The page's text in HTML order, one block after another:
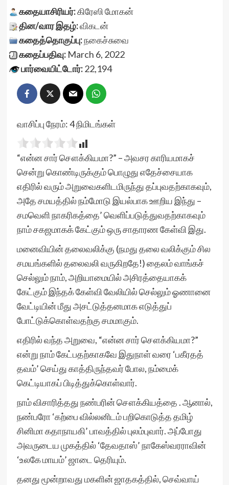
கதையாசிரியர்:கிரேஸி மோகன்
தின/வார இதழ்:விகடன்
கதைத்தொகுப்பு:நகைச்சுவை
கதைப்பதிவு:March 6, 2022
பார்வையிட்டோர்:22,194
வாசிப்பு நேரம்:4நிமிடங்கள்
“என்ன சார் சௌக்கியமா?” – அவசர காரியமாகச்
சென்று கொண்டிருக்கும் பொழுது எதேச்சையாக
எதிரில் வரும் அறுவைகளிடமிருந்து தப்புவதற்காகவும்,
அதே சமயத்தில் நம்மோடு இயல்பாக ஊறிய இந்து –
சமவெளி நாகரிகத்தை’ வெளிப்படுத்துவதற்காகவும்
நாம் சகஜமாகக் கேட்கும் ஒரு சாதாரண கேள்வி இது.
மனைவியின் தலைவலிக்கு (நமது தலை வலிக்கும் சில
சமயங்களில் தலைவலி வருகிறதே!) தைலம் வாங்கச்
செல்லும் நாம், அறியாமையில் அசிரத்தையாகக்
கேட்கும் இந்தக் கேள்வி வேலியில் செல்லும் ஓணானை
வேட்டியின் மீது அசட்டுத்தனமாக எடுத்துப்
போட்டுக்கொள்வதற்கு சமமாகும்.
எதிரில் வந்த அறுவை, “என்ன சார் சௌக்கியமா?”
என்று நாம் கேட்பதற்காகவே இதுநாள் வரை ‘பகீரதத்
தவம்’ செய்து காத்திருந்தவர் போல, நம்மைக்
கெட்டியாகப் பிடித்துக்கொள்வார்.
நாம் விசாரித்தது நண்பரின் சௌக்கியத்தை . ஆனால்,
நண்பரோ ‘கற்பை வில்லனிடம் பறிகொடுத்த தமிழ்
சினிமா கதாநாயகி’ பாவத்தில் புலம்புவார். அப்போது
அவருடைய முகத்தில் ‘தேவதாஸ்’ நாகேஸ்வரராவின்
‘உலகே மாயம்’ ஜாடை தெரியும்.
தனது மூன்றாவது மகளின் ஜாதகத்தில், செவ்வாய்